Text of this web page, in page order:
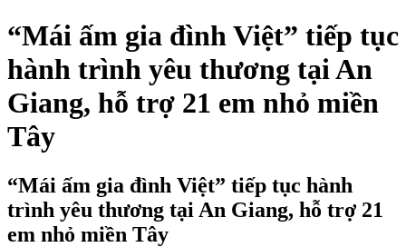
“Mái ấm gia đình Việt” tiếp tục
hành trình yêu thương tại An
Giang, hỗ trợ 21 em nhỏ miền
Tây
“Mái ấm gia đình Việt” tiếp tục hành
trình yêu thương tại An Giang, hỗ trợ 21
em nhỏ miền Tây